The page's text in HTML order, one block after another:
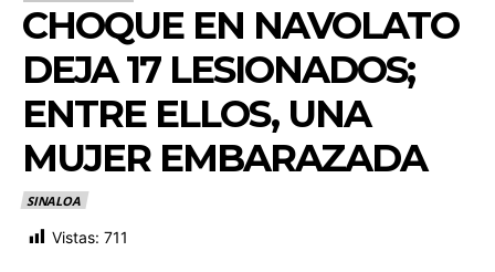
CHOQUE EN NAVOLATO
DEJA 17 LESIONADOS;
ENTRE ELLOS, UNA
MUJER EMBARAZADA
SINALOA
Vistas: 711